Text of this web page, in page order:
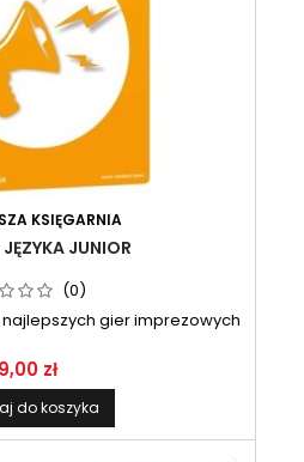
KSIĘGARNIA
JUNIOR
(0)
gier imprezowych
zł
do koszyka